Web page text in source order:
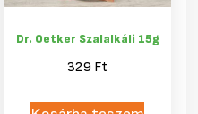
Dr. Oetker Szalalkáli 15g
329 Ft